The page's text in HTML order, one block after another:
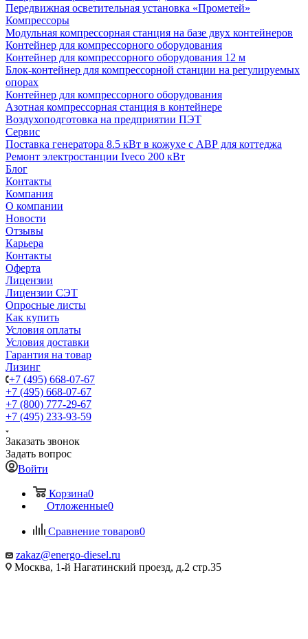
Передвижная осветительная установка «Прометей»
Компрессоры
Модульная компрессорная станция на базе двух контейнеров
Контейнер для компрессорного оборудования
Контейнер для компрессорного оборудования 12 м
Блок-контейнер для компрессорной станции на регулируемых
опорах
Контейнер для компрессорного оборудования
Азотная компрессорная станция в контейнере
Воздухоподготовка на предприятии ПЭТ
Сервис
Поставка генератора 8.5 кВт в кожухе с АВР для коттеджа
Ремонт электростанции Iveco 200 кВт
Блог
Контакты
Компания
О компании
Новости
Отзывы
Карьера
Контакты
Оферта
Лицензии
Лицензии СЭТ
Опросные листы
Как купить
Условия оплаты
Условия доставки
Гарантия на товар
Лизинг
+7 (495) 668-07-67
+7 (495) 668-07-67
+7 (800) 777-29-67
+7 (495) 233-93-59
Заказать звонок
Задать вопрос
Войти
Корзина0
Отложенные0
Сравнение товаров0
zakaz@energo-diesel.ru
Москва, 1-й Нагатинский проезд, д.2 стр.35